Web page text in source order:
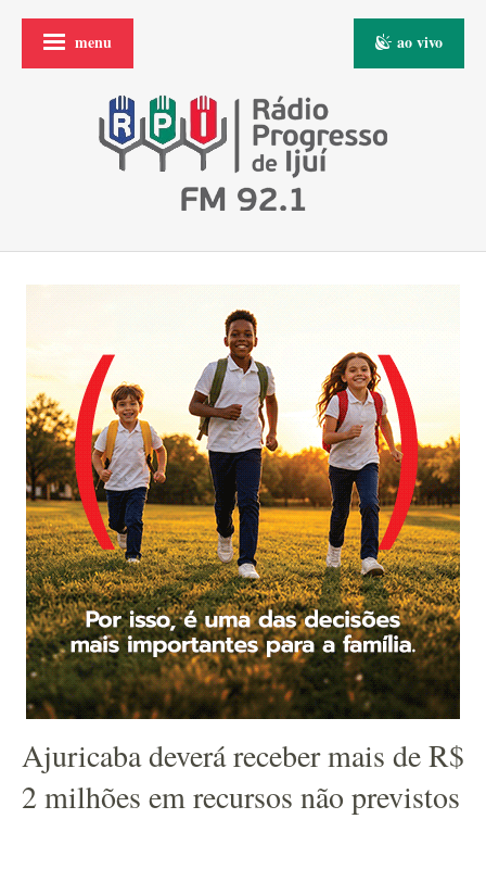
menu ao vivo
Ajuricaba deverá receber mais de R$
2 milhões em recursos não previstos